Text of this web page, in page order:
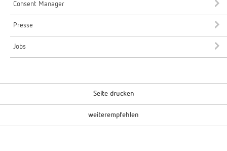
Consent Manager
Presse
Jobs
Seite drucken
weiterempfehlen